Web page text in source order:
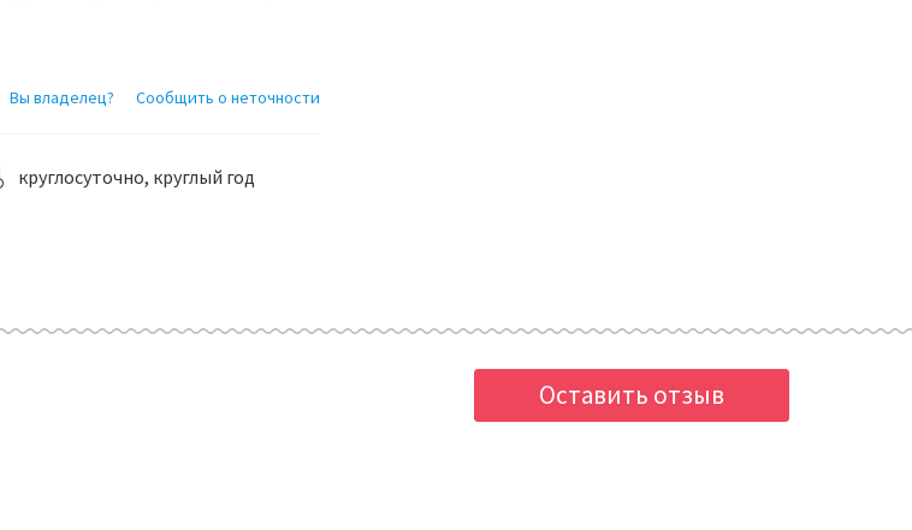
Вы владелец? Сообщить о неточности
круглосуточно, круглый год
Оставить отзыв